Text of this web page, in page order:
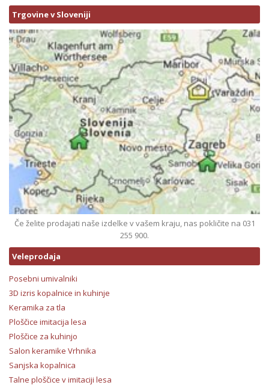
Trgovine v Sloveniji
Če želite prodajati naše izdelke v vašem kraju, nas pokličite na 031
255 900.
Veleprodaja
Posebni umivalniki
3D izris kopalnice in kuhinje
Keramika za tla
Ploščice imitacija lesa
Ploščice za kuhinjo
Salon keramike Vrhnika
Sanjska kopalnica
Talne ploščice v imitaciji lesa